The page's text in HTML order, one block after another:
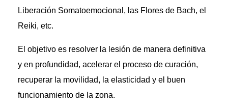
Liberación Somatoemocional, las Flores de Bach, el
Reiki, etc.
El objetivo es resolver la lesión de manera definitiva
y en profundidad, acelerar el proceso de curación,
recuperar la movilidad, la elasticidad y el buen
funcionamiento de la zona.